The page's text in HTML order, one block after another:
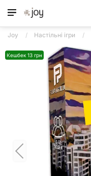
Joy Настільні ігри
Кешбек 13 грн